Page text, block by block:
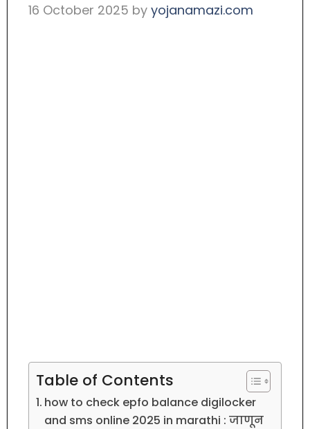
16 October 2025 by yojanamazi.com
Table of Contents
how to check epfo balance digilocker
and sms online 2025 in marathi : जाणून